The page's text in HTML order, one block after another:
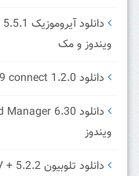
ویندوز و مک
دانلود quad9 connect 1.2.0 دی ان اس کواد ناین برای اندروید
ویندوز